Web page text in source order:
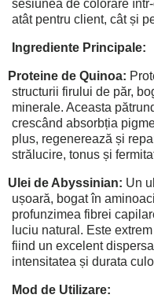
sesiunea de colorare
atât pentru client, cât și
Ingrediente Principale:
Proteine de Quinoa:
structurii firului de păr,
minerale. Aceasta
crescând absorbția
plus, regenerează și
strălucire, tonus și
Ulei de Abyssinian: Un
ușoară, bogat în
profunzimea fibrei
luciu natural. Este
fiind un excelent
intensitatea și durata
Mod de Utilizare: